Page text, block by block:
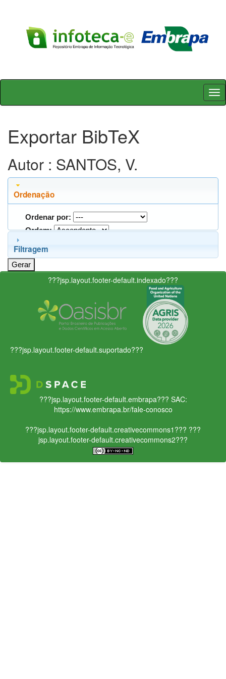
Skip
Exportar BibTeX
Autor : SANTOS, V.
Ordenação
Ordenar por:
Ordem:
Filtragem
???jsp.layout.footer-default.indexado???
???jsp.layout.footer-default.suportado???
???jsp.layout.footer-default.embrapa??? SAC:
https://www.embrapa.br/fale-conosco
???jsp.layout.footer-default.creativecommons1??? ???
jsp.layout.footer-default.creativecommons2???